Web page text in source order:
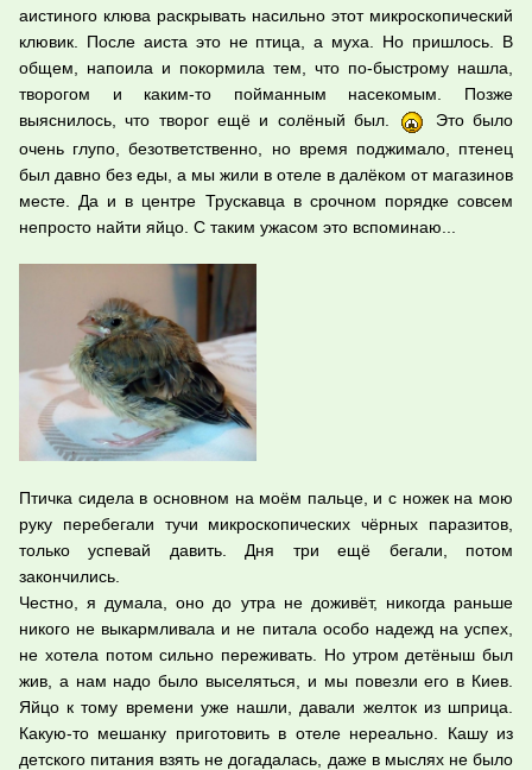
аистиного клюва раскрывать насильно этот микроскопический
клювик. После аиста это не птица, а муха. Но пришлось. В
общем, напоила и покормила тем, что по-быстрому нашла,
творогом и каким-то пойманным насекомым. Позже
выяснилось, что творог ещё и солёный был.
Это было
очень глупо, безответственно, но время поджимало, птенец
был давно без еды, а мы жили в отеле в далёком от магазинов
месте. Да и в центре Трускавца в срочном порядке совсем
непросто найти яйцо. С таким ужасом это вспоминаю...
Птичка сидела в основном на моём пальце, и с ножек на мою
руку перебегали тучи микроскопических чёрных паразитов,
только успевай давить. Дня три ещё бегали, потом
закончились.
Честно, я думала, оно до утра не доживёт, никогда раньше
никого не выкармливала и не питала особо надежд на успех,
не хотела потом сильно переживать. Но утром детёныш был
жив, а нам надо было выселяться, и мы повезли его в Киев.
Яйцо к тому времени уже нашли, давали желток из шприца.
Какую-то мешанку приготовить в отеле нереально. Кашу из
детского питания взять не догадалась, даже в мыслях не было